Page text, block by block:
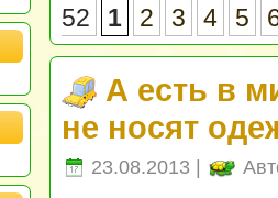
52 1 2 3 4 5
А есть в
не носят
23.08.2013 |